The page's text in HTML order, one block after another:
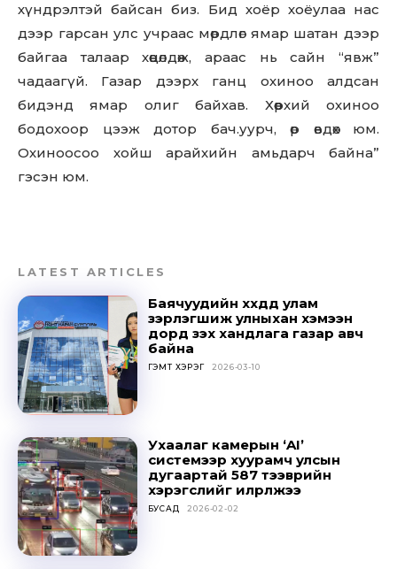
хүндрэлтэй байсан биз. Бид хоёр хоёулаа нас
дээр гарсан улс учраас мөрдлөг ямар шатан дээр
байгаа талаар хөөцөлдөж, араас нь сайн “явж”
чадаагүй. Газар дээрх ганц охиноо алдсан
бидэнд ямар олиг байхав. Хөөрхий охиноо
бодохоор цээж дотор бач.уурч, өр өвдөх юм.
Охиноосоо хойш арайхийн амьдарч байна”
гэсэн юм.
LATEST ARTICLES
Баячуудийн хүүхдүүд улам
зэрлэгшиж улныхан хэмээн
дорд үзэх хандлага газар авч
байна
ГЭМТ ХЭРЭГ 2026-03-10
Ухаалаг камерын ‘AI’
системээр хуурамч улсын
дугаартай 587 тээврийн
хэрэгслийг илрүүлжээ
БУСАД 2026-02-02